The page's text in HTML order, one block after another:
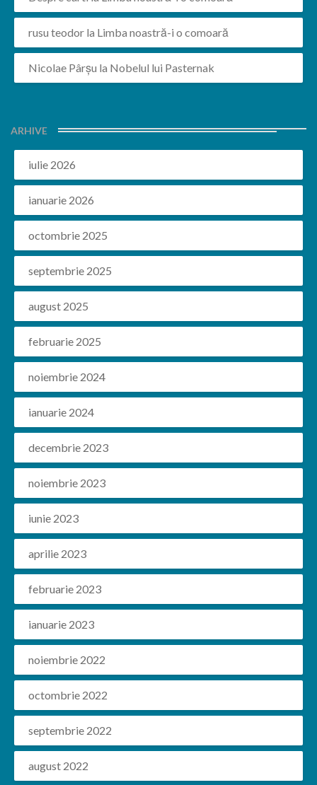
rusu teodor la Limba noastră-i o comoară
Nicolae Pârșu la Nobelul lui Pasternak
ARHIVE
iulie 2026
ianuarie 2026
octombrie 2025
septembrie 2025
august 2025
februarie 2025
noiembrie 2024
ianuarie 2024
decembrie 2023
noiembrie 2023
iunie 2023
aprilie 2023
februarie 2023
ianuarie 2023
noiembrie 2022
octombrie 2022
septembrie 2022
august 2022